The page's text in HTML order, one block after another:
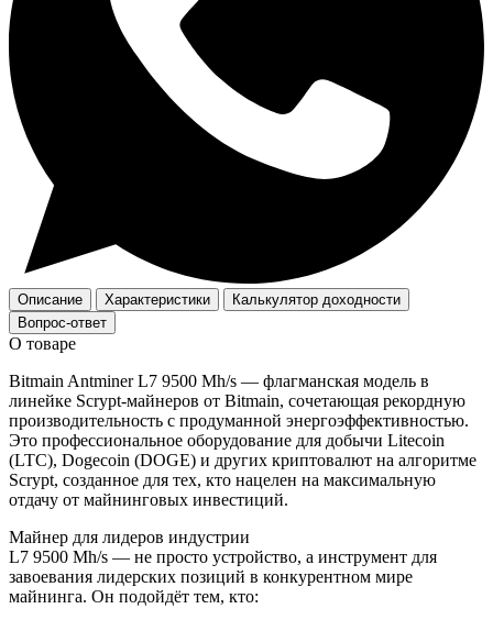
Описание Характеристики
Калькулятор доходности
Вопрос-ответ
О товаре
Bitmain Antminer L7 9500 Mh/s — флагманская модель в
линейке Scrypt‑майнеров от Bitmain, сочетающая рекордную
производительность с продуманной энергоэффективностью.
Это профессиональное оборудование для добычи Litecoin
(LTC), Dogecoin (DOGE) и других криптовалют на алгоритме
Scrypt, созданное для тех, кто нацелен на максимальную
отдачу от майнинговых инвестиций.
Майнер для лидеров индустрии
L7 9500 Mh/s — не просто устройство, а инструмент для
завоевания лидерских позиций в конкурентном мире
майнинга. Он подойдёт тем, кто: